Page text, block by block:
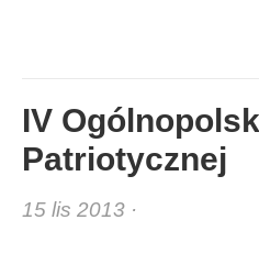
IV
Patriotycznej
15 lis 2013 ·